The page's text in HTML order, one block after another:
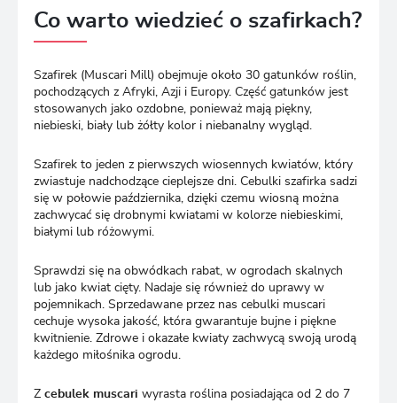
Co warto wiedzieć o szafirkach?
Szafirek (Muscari Mill) obejmuje około 30 gatunków roślin,
pochodzących z Afryki, Azji i Europy. Część gatunków jest
stosowanych jako ozdobne, ponieważ mają piękny,
niebieski, biały lub żółty kolor i niebanalny wygląd.
Szafirek to jeden z pierwszych wiosennych kwiatów, który
zwiastuje nadchodzące cieplejsze dni. Cebulki szafirka sadzi
się w połowie października, dzięki czemu wiosną można
zachwycać się drobnymi kwiatami w kolorze niebieskimi,
białymi lub różowymi.
Sprawdzi się na obwódkach rabat, w ogrodach skalnych
lub jako kwiat cięty. Nadaje się również do uprawy w
pojemnikach. Sprzedawane przez nas cebulki muscari
cechuje wysoka jakość, która gwarantuje bujne i piękne
kwitnienie. Zdrowe i okazałe kwiaty zachwycą swoją urodą
każdego miłośnika ogrodu.
Z cebulek muscari wyrasta roślina posiadająca od 2 do 7